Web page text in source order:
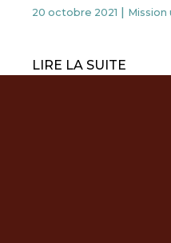
20 octobre 2021 | Mission
LIRE LA SUITE